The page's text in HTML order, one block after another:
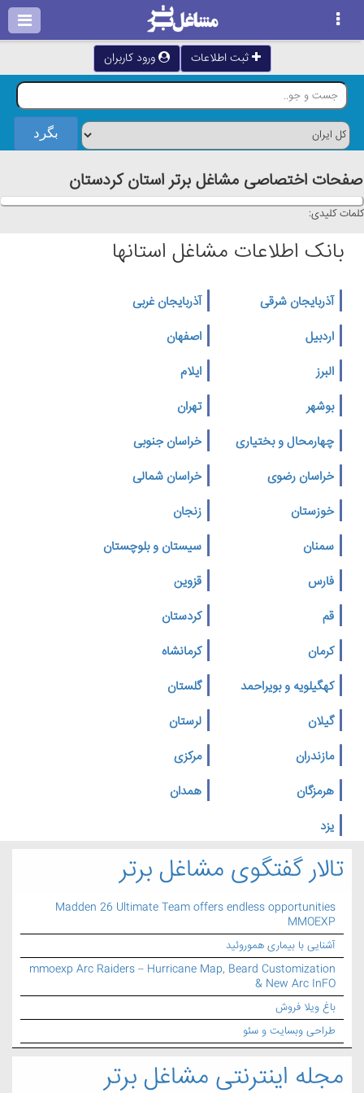
ثبت اطلاعات ورود کاربران
صفحات اختصاصی مشاغل برتر استان كردستان
کلمات کلیدی:
بانک اطلاعات مشاغل استانها
آذربایجان شرقی
آذربایجان غربی
اردبیل
اصفهان
البرز
ایلام
بوشهر
تهران
چهارمحال و بختیاری
خراسان جنوبی
خراسان رضوی
خراسان شمالی
خوزستان
زنجان
سمنان
سیستان و بلوچستان
فارس
قزوین
قم
کردستان
کرمان
کرمانشاه
کهگیلویه و بویراحمد
گلستان
گیلان
لرستان
مازندران
مرکزی
هرمزگان
همدان
یزد
تالار گفتگوی مشاغل برتر
Madden 26 Ultimate Team offers endless opportunities
MMOEXP
آشنایی با بیماری هموروئید
mmoexp Arc Raiders – Hurricane Map, Beard Customization
& New Arc InFO
باغ ویلا فروش
طراحی وبسایت و سئو
مجله اینترنتی مشاغل برتر